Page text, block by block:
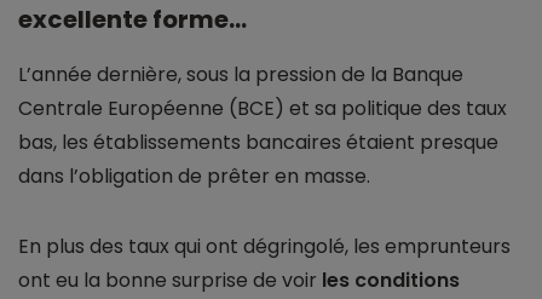
excellente forme…
L’année dernière, sous la pression de la Banque
Centrale Européenne (BCE) et sa politique des taux
bas, les établissements bancaires étaient presque
dans l’obligation de prêter en masse.
En plus des taux qui ont dégringolé, les emprunteurs
ont eu la bonne surprise de voir les conditions